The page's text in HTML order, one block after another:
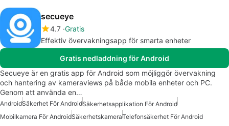
secueye
4.7 Gratis
Effektiv övervakningsapp för smarta enheter
Gratis nedladdning för Android
Secueye är en gratis app för Android som möjliggör övervakning
och hantering av kameraviews på både mobila enheter och PC.
Genom att använda en…
AndroidSäkerhet För AndroidSäkerhetsapplikation För Android
Mobilkamera För AndroidSäkerhetskameraTelefonsäkerhet För Android